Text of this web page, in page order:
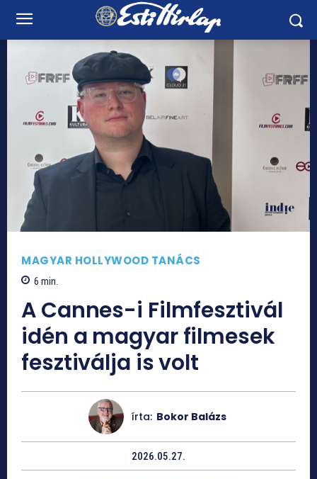
MAGYAR HOLLYWOOD TANÁCS
6 min.
A Cannes-i Filmfesztivál
idén a magyar filmesek
fesztiválja is volt
írta: Bokor Balázs
2026.05.27.